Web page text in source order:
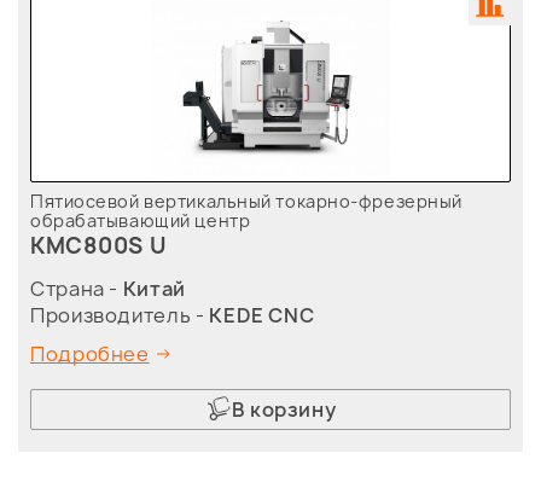
Пятиосевой вертикальный токарно-фрезерный
обрабатывающий центр
KMC800S U
Страна - Китай
Производитель - KEDE CNC
Подробнее
В корзину